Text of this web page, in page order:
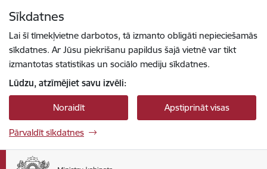
Sīkdatnes
Lai šī tīmekļvietne darbotos, tā izmanto obligāti nepieciešamās
sīkdatnes. Ar Jūsu piekrišanu papildus šajā vietnē var tikt
izmantotas statistikas un sociālo mediju sīkdatnes.
Lūdzu, atzīmējiet savu izvēli:
Noraidīt Apstiprināt visas
Pārvaldīt sīkdatnes